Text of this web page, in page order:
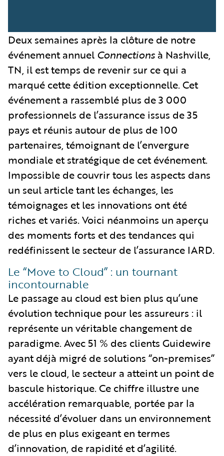
Deux semaines après la clôture de notre
événement annuel Connections à Nashville,
TN, il est temps de revenir sur ce qui a
marqué cette édition exceptionnelle. Cet
événement a rassemblé plus de 3 000
professionnels de l’assurance issus de 35
pays et réunis autour de plus de 100
partenaires, témoignant de l’envergure
mondiale et stratégique de cet événement.
Impossible de couvrir tous les aspects dans
un seul article tant les échanges, les
témoignages et les innovations ont été
riches et variés. Voici néanmoins un aperçu
des moments forts et des tendances qui
redéfinissent le secteur de l’assurance IARD.
Le “Move to Cloud” : un tournant
incontournable
Le passage au cloud est bien plus qu’une
évolution technique pour les assureurs : il
représente un véritable changement de
paradigme. Avec 51 % des clients Guidewire
ayant déjà migré de solutions “on-premises”
vers le cloud, le secteur a atteint un point de
bascule historique. Ce chiffre illustre une
accélération remarquable, portée par la
nécessité d’évoluer dans un environnement
de plus en plus exigeant en termes
d’innovation, de rapidité et d’agilité.